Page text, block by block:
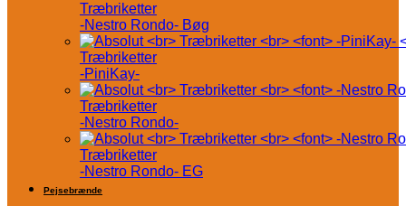
Træbriketter
-Nestro Rondo- Bøg
Træbriketter
-PiniKay-
Træbriketter
-Nestro Rondo-
Træbriketter
-Nestro Rondo- EG
Pejsebrænde